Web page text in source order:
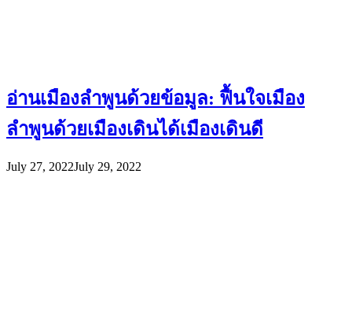
อ่านเมืองลำพูนด้วยข้อมูล: ฟื้นใจเมือง
ลำพูนด้วยเมืองเดินได้เมืองเดินดี
July 27, 2022July 29, 2022